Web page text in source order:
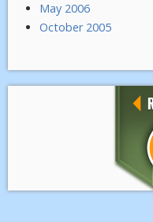
May 2006
October 2005